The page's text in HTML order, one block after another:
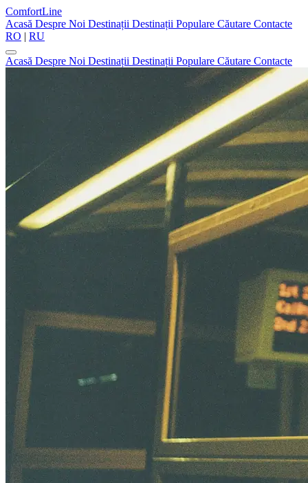
ComfortLine
Acasă Despre Noi Destinații Destinații Populare Căutare Contacte
RO | RU
Acasă Despre Noi Destinații Destinații Populare Căutare Contacte